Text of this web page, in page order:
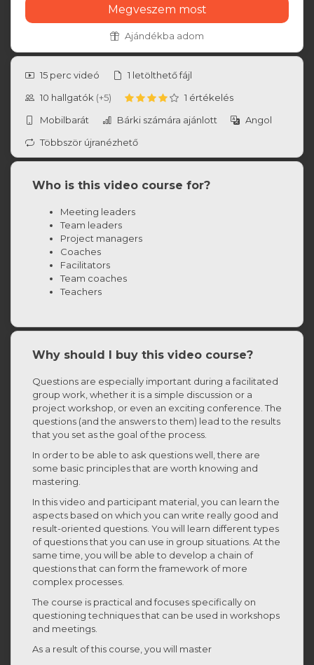
Megveszem most
Ajándékba adom
15 perc videó 1 letölthető fájl
10 hallgatók (+5)
1 értékelés
Mobilbarát
Bárki számára ajánlott
Angol
Többször újranézhető
Who is this video course for?
Meeting leaders
Team leaders
Project managers
Coaches
Facilitators
Team coaches
Teachers
Why should I buy this video course?
Questions are especially important during a facilitated
group work, whether it is a simple discussion or a
project workshop, or even an exciting conference. The
questions (and the answers to them) lead to the results
that you set as the goal of the process.
In order to be able to ask questions well, there are
some basic principles that are worth knowing and
mastering.
In this video and participant material, you can learn the
aspects based on which you can write really good and
result-oriented questions. You will learn different types
of questions that you can use in group situations. At the
same time, you will be able to develop a chain of
questions that can form the framework of more
complex processes.
The course is practical and focuses specifically on
questioning techniques that can be used in workshops
and meetings.
As a result of this course, you will master